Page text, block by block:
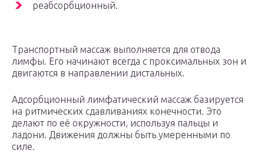
реабсорбционный.
Транспортный массаж выполняется для отвода
лимфы. Его начинают всегда с проксимальных зон и
двигаются в направлении дистальных.
Адсорбционный лимфатический массаж базируется
на ритмических сдавливаниях конечности. Это
делают по её окружности, используя пальцы и
ладони. Движения должны быть умеренными по
силе.